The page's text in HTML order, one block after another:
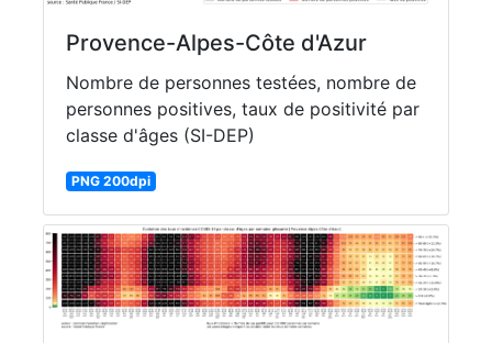
Provence-Alpes-Côte d'Azur
Nombre de personnes testées, nombre de
personnes positives, taux de positivité par
classe d'âges (SI-DEP)
PNG 200dpi